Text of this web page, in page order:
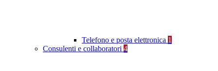
Telefono e posta elettronica 1
Consulenti e collaboratori 4